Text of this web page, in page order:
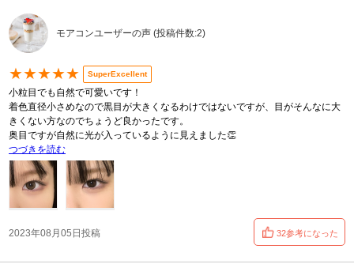
モアコンユーザーの声 (投稿件数:2)
★★★★★ SuperExcellent
小粒目でも自然で可愛いです！
着色直径小さめなので黒目が大きくなるわけではないですが、目がそんなに大
きくない方なのでちょうど良かったです。
奥目ですが自然に光が入っているように見えました👏
つづきを読む
2023年08月05日投稿 32参考になった